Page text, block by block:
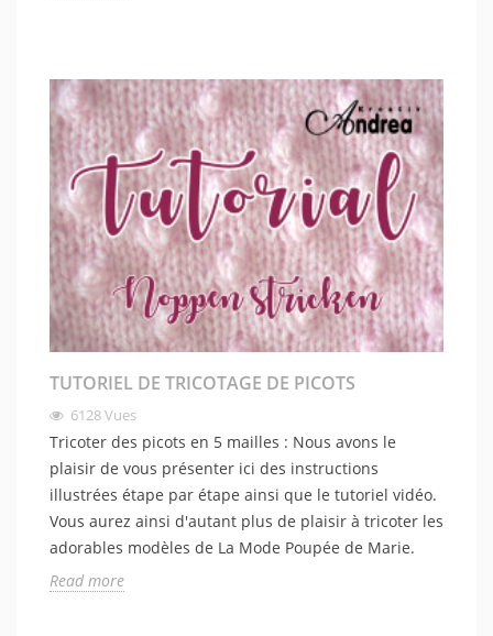
TUTORIEL DE TRICOTAGE DE PICOTS
6128Vues
Tricoter des picots en 5 mailles : Nous avons le
plaisir de vous présenter ici des instructions
illustrées étape par étape ainsi que le tutoriel vidéo.
Vous aurez ainsi d'autant plus de plaisir à tricoter les
adorables modèles de La Mode Poupée de Marie.
Read more